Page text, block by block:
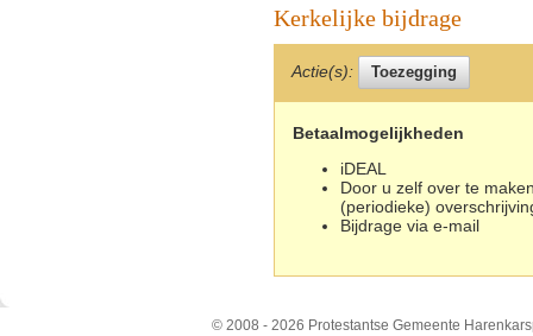
Kerkelijke bijdrage
Actie(s):
Betaalmogelijkheden
iDEAL
Door u zelf over te
(periodieke)
Bijdrage via e-mail
© 2008 - 2026 Protestantse Gemeente